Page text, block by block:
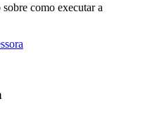
como executar a